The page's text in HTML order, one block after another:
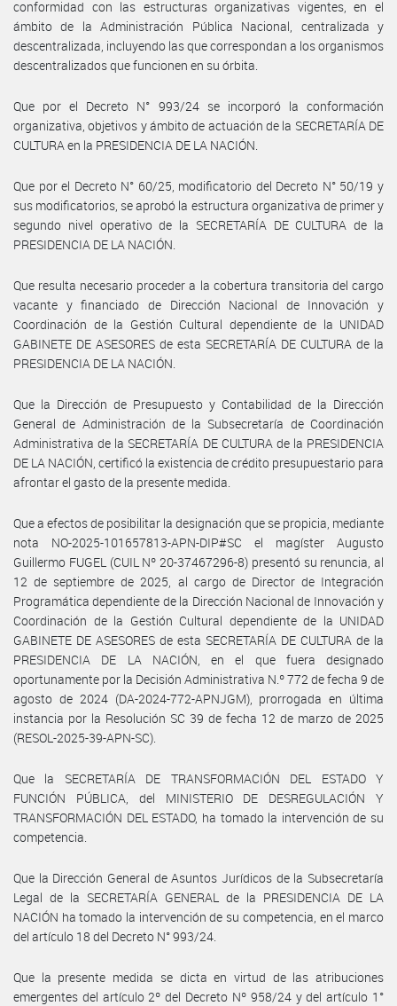
conformidad con las estructuras organizativas vigentes, en el
ámbito de la Administración Pública Nacional, centralizada y
descentralizada, incluyendo las que correspondan a los organismos
descentralizados que funcionen en su órbita.
Que por el Decreto N° 993/24 se incorporó la conformación
organizativa, objetivos y ámbito de actuación de la SECRETARÍA DE
CULTURA en la PRESIDENCIA DE LA NACIÓN.
Que por el Decreto N° 60/25, modificatorio del Decreto N° 50/19 y
sus modificatorios, se aprobó la estructura organizativa de primer y
segundo nivel operativo de la SECRETARÍA DE CULTURA de la
PRESIDENCIA DE LA NACIÓN.
Que resulta necesario proceder a la cobertura transitoria del cargo
vacante y financiado de Dirección Nacional de Innovación y
Coordinación de la Gestión Cultural dependiente de la UNIDAD
GABINETE DE ASESORES de esta SECRETARÍA DE CULTURA de la
PRESIDENCIA DE LA NACIÓN.
Que la Dirección de Presupuesto y Contabilidad de la Dirección
General de Administración de la Subsecretaría de Coordinación
Administrativa de la SECRETARÍA DE CULTURA de la PRESIDENCIA
DE LA NACIÓN, certificó la existencia de crédito presupuestario para
afrontar el gasto de la presente medida.
Que a efectos de posibilitar la designación que se propicia, mediante
nota NO-2025-101657813-APN-DIP#SC el magíster Augusto
Guillermo FUGEL (CUIL Nº 20-37467296-8) presentó su renuncia, al
12 de septiembre de 2025, al cargo de Director de Integración
Programática dependiente de la Dirección Nacional de Innovación y
Coordinación de la Gestión Cultural dependiente de la UNIDAD
GABINETE DE ASESORES de esta SECRETARÍA DE CULTURA de la
PRESIDENCIA DE LA NACIÓN, en el que fuera designado
oportunamente por la Decisión Administrativa N.º 772 de fecha 9 de
agosto de 2024 (DA-2024-772-APNJGM), prorrogada en última
instancia por la Resolución SC 39 de fecha 12 de marzo de 2025
(RESOL-2025-39-APN-SC).
Que la SECRETARÍA DE TRANSFORMACIÓN DEL ESTADO Y
FUNCIÓN PÚBLICA, del MINISTERIO DE DESREGULACIÓN Y
TRANSFORMACIÓN DEL ESTADO, ha tomado la intervención de su
competencia.
Que la Dirección General de Asuntos Jurídicos de la Subsecretaría
Legal de la SECRETARÍA GENERAL de la PRESIDENCIA DE LA
NACIÓN ha tomado la intervención de su competencia, en el marco
del artículo 18 del Decreto N° 993/24.
Que la presente medida se dicta en virtud de las atribuciones
emergentes del artículo 2º del Decreto Nº 958/24 y del artículo 1°